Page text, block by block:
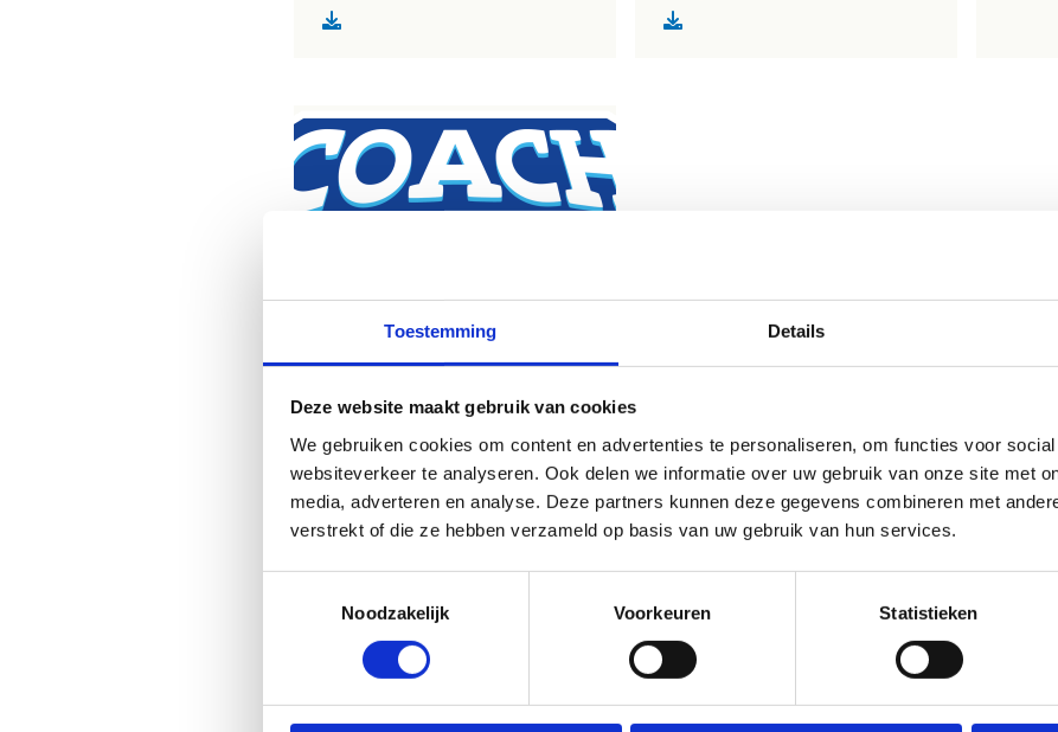
Toestemming Details
Deze website maakt gebruik van cookies
We gebruiken cookies om content en advertenties te personaliseren, om functies voor
websiteverkeer te analyseren. Ook delen we informatie over uw gebruik van onze site met
media, adverteren en analyse. Deze partners kunnen deze gegevens combineren met
verstrekt of die ze hebben verzameld op basis van uw gebruik van hun services.
Noodzakelijk
Voorkeuren Statistieken
Badge Coachen is de
mooiste sport
Bekijk